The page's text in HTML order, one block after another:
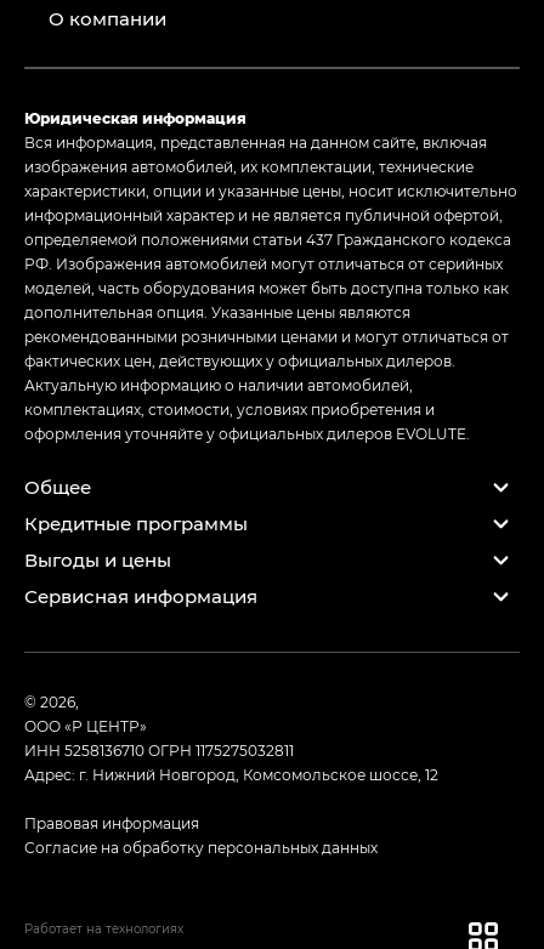
О компании
Юридическая информация
Вся информация, представленная на данном сайте, включая
изображения автомобилей, их комплектации, технические
характеристики, опции и указанные цены, носит исключительно
информационный характер и не является публичной офертой,
определяемой положениями статьи 437 Гражданского кодекса
РФ. Изображения автомобилей могут отличаться от серийных
моделей, часть оборудования может быть доступна только как
дополнительная опция. Указанные цены являются
рекомендованными розничными ценами и могут отличаться от
фактических цен, действующих у официальных дилеров.
Актуальную информацию о наличии автомобилей,
комплектациях, стоимости, условиях приобретения и
оформления уточняйте у официальных дилеров EVOLUTE.
Общее
Кредитные программы
Выгоды и цены
Сервисная информация
© 2026,
ООО «Р ЦЕНТР»
ИНН 5258136710ОГРН 1175275032811
Адрес: г. Нижний Новгород, Комсомольское шоссе, 12
Правовая информация
Согласие на обработку персональных данных
Работает на технологиях